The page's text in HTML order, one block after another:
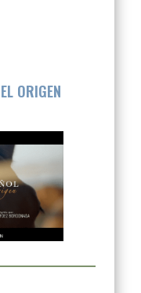
ORIGEN